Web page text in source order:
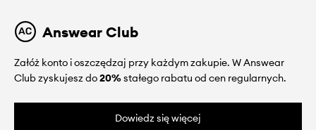
Answear Club
Załóż konto i oszczędzaj przy każdym zakupie. W Answear
Club zyskujesz do20%stałego rabatu od cen regularnych.
Dowiedz się więcej